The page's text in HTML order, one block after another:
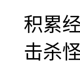
积累
击杀